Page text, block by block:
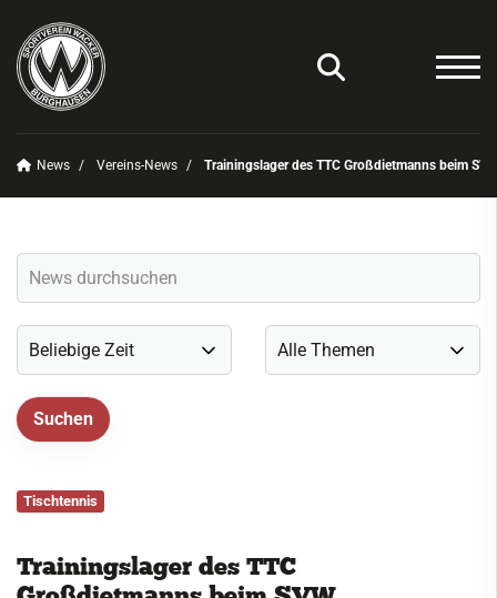
News Vereins-News Trainingslager des TTC Großdietmanns beim
Tischtennis
Trainingslager des TTC
Vereins-News
Vereins-App/Vereinszeitung
Onlineshop
Sportdeutschland-News
Kontakt